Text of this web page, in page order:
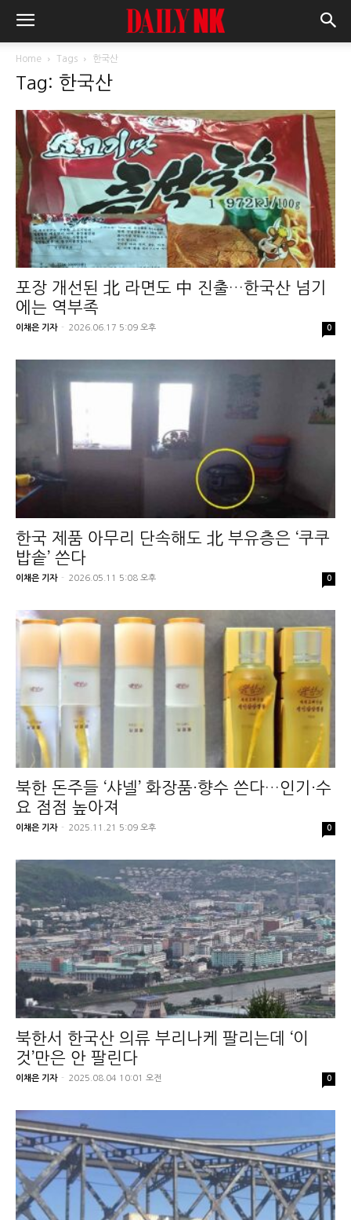
Home Tags 한국산
Tag: 한국산
포장 개선된 北 라면도 中 진출…한국산 넘기
에는 역부족
이채은 기자 - 2026.06.17 5:09 오후 0
한국 제품 아무리 단속해도 北 부유층은 ‘쿠쿠
밥솥’ 쓴다
이채은 기자 - 2026.05.11 5:08 오후 0
북한 돈주들 ‘샤넬’ 화장품·향수 쓴다…인기·수
요 점점 높아져
이채은 기자 - 2025.11.21 5:09 오후 0
북한서 한국산 의류 부리나케 팔리는데 ‘이
것’만은 안 팔린다
이채은 기자 - 2025.08.04 10:01 오전 0